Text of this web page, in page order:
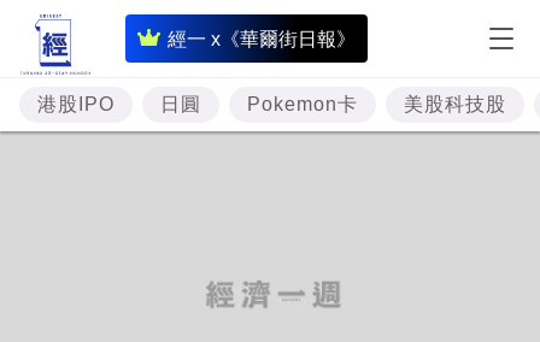
經一 x《華爾街日報》
即
時
財
經
港股IPO 日圓 Pokemon卡 美股科技股